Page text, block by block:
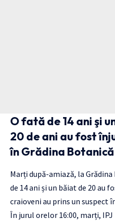
O fată de 14 ani şi
20 de ani au fost
în Grădina
Marți după-amiază, la
de 14 ani și un băiat de 20 au
craioveni au prins un suspect
În jurul orelor 16:00, marți,